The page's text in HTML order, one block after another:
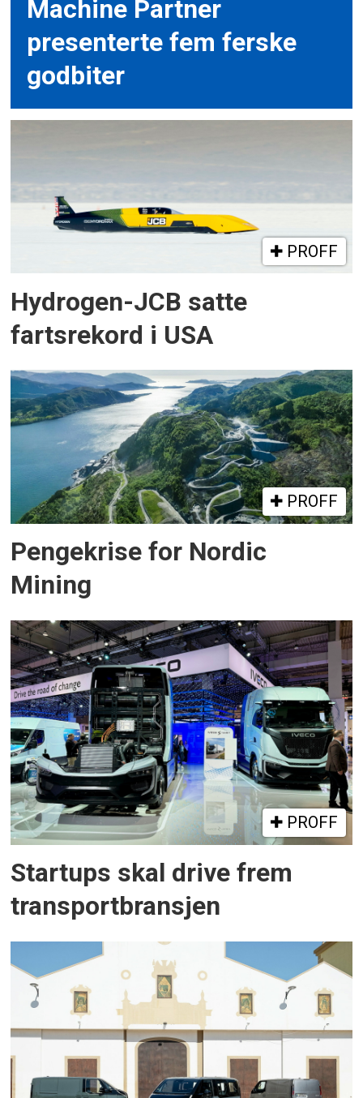
Machine Partner
presenterte fem ferske
godbiter
PROFF
Hydrogen-JCB satte
fartsrekord i USA
PROFF
Pengekrise for Nordic
Mining
PROFF
Startups skal drive frem
transportbransjen